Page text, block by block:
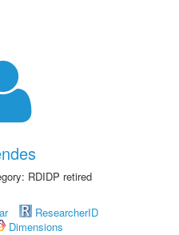
RDIDP retired
ResearcherID
Dimensions